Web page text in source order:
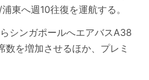
東へ週10往復を運航する。
シンガポールへエアバスA38
数を増加させるほか、プレミ